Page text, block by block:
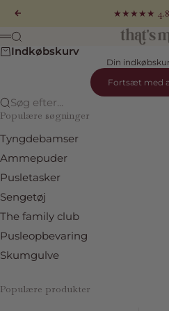
Forrige
★★★★★ 4.8
That's Mine
Menu
Søg
Indkøbskurv
Din
Fortsæt med
Søg efter...
Populære søgninger
Tyngdebamser
Ammepuder
Pusletasker
Sengetøj
The family club
Pusleopbevaring
Skumgulve
Populære produkter